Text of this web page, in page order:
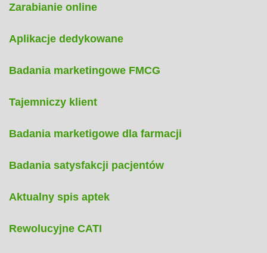
Zarabianie online
Aplikacje dedykowane
Badania marketingowe FMCG
Tajemniczy klient
Badania marketigowe dla farmacji
Badania satysfakcji pacjentów
Aktualny spis aptek
Rewolucyjne CATI